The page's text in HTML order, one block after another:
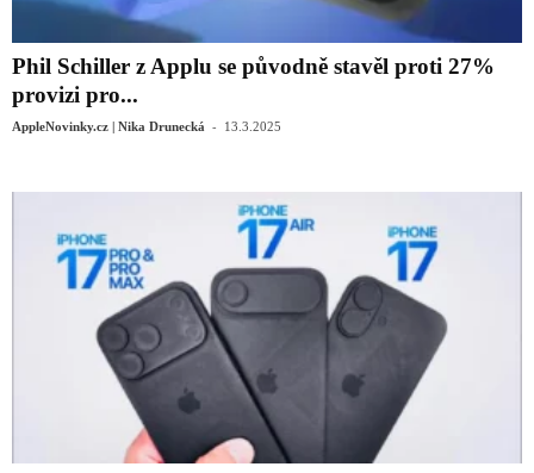
Phil Schiller z Applu se původně stavěl proti 27%
provizi pro...
AppleNovinky.cz | Nika Drunecká - 13.3.2025